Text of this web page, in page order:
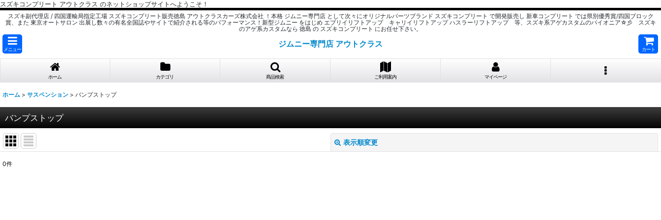
スズキコンプリート アウトクラス のネットショップサイトへようこそ！
スズキ副代理店 / 四国運輸局指定工場 スズキコンプリート販売徳島 アウトクラスカーズ株式会社 ！本格 ジムニー専門店 として次々にオリジナルパーツブランド スズキコンプリート で開発販売し 新車コンプリート では県別優秀賞/四国ブロック
賞、また 東京オートサロン 出展し数々の有名全国誌やサイトで紹介される等のパフォーマンス！新型ジムニー をはじめ エブリイリフトアップ キャリイリフトアップ ハスラーリフトアップ 等、スズキ系アゲカスタムのパイオニア☆彡 スズキ
のアゲ系カスタムなら 徳島 の スズキコンプリート にお任せ下さい。
メニュー
ジムニー専門店 アウトクラス
カート
ホーム カテゴリ 商品検索 ご利用案内 マイページ
ホーム > サスペンション > バンプストップ
バンプストップ
表示順変更
0件